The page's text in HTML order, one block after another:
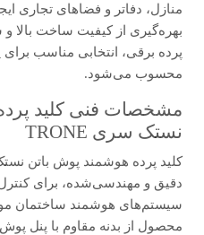
بهره‌گیری از کیفیت ساخت بالا
پرده برقی، انتخابی مناسب
محسوب می‌شود.
مشخصات فنی کلید
نستک سری TRONE
دقیق و مهندسی‌شده، برای کنترل
سیستم‌های هوشمند ساختمان
محصول از بدنه مقاوم با پنل